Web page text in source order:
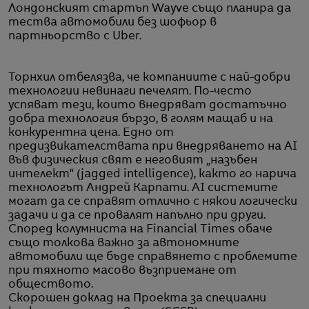
Лондонският стартъп Wayve също планира да
тества автомобили без шофьор в
партньорство с Uber.
Торнхил отбелязва, че компаниите с най-добри
технологии невинаги печелят. По-често
успяват тези, които внедряват достатъчно
добра технология бързо, в голям мащаб и на
конкурентна цена. Едно от
предизвикателствата при внедряването на AI
във физическия свят е неговият „назъбен
интелект“ (jagged intelligence), както го нарича
технологът Андрей Карпати. AI системите
могат да се справят отлично с някои логически
задачи и да се провалят напълно при други.
Според колумниста на Financial Times обаче
също толкова важно за автономните
автомобили ще бъде справянето с проблемите
при тяхното масово възприемане от
обществото.
Скорошен доклад на Проекта за специални